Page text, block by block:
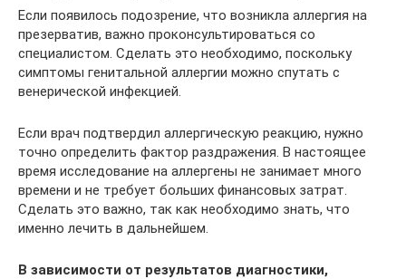
Если появилось подозрение, что возникла аллергия на
презерватив, важно проконсультироваться со
специалистом. Сделать это необходимо, поскольку
симптомы генитальной аллергии можно спутать с
венерической инфекцией.
Если врач подтвердил аллергическую реакцию, нужно
точно определить фактор раздражения. В настоящее
время исследование на аллергены не занимает много
времени и не требует больших финансовых затрат.
Сделать это важно, так как необходимо знать, что
именно лечить в дальнейшем.
В зависимости от результатов диагностики,